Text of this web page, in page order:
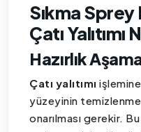
Sıkma
Çatı Yalıtımı
Hazırlık
Çatı yalıtımı
yüzeyinin
onarılması gerekir.